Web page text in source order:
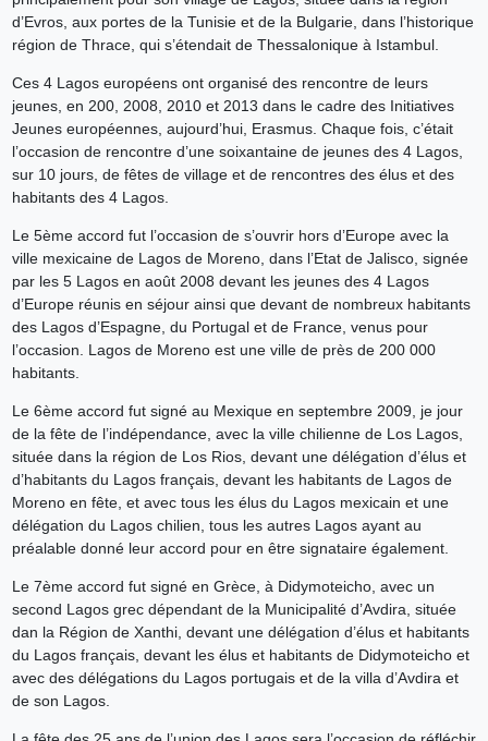
d’Evros, aux portes de la Tunisie et de la Bulgarie, dans l’historique
région de Thrace, qui s’étendait de Thessalonique à Istambul.
Ces 4 Lagos européens ont organisé des rencontre de leurs
jeunes, en 200, 2008, 2010 et 2013 dans le cadre des Initiatives
Jeunes européennes, aujourd’hui, Erasmus. Chaque fois, c’était
l’occasion de rencontre d’une soixantaine de jeunes des 4 Lagos,
sur 10 jours, de fêtes de village et de rencontres des élus et des
habitants des 4 Lagos.
Le 5ème accord fut l’occasion de s’ouvrir hors d’Europe avec la
ville mexicaine de Lagos de Moreno, dans l’Etat de Jalisco, signée
par les 5 Lagos en août 2008 devant les jeunes des 4 Lagos
d’Europe réunis en séjour ainsi que devant de nombreux habitants
des Lagos d’Espagne, du Portugal et de France, venus pour
l’occasion. Lagos de Moreno est une ville de près de 200 000
habitants.
Le 6ème accord fut signé au Mexique en septembre 2009, je jour
de la fête de l’indépendance, avec la ville chilienne de Los Lagos,
située dans la région de Los Rios, devant une délégation d’élus et
d’habitants du Lagos français, devant les habitants de Lagos de
Moreno en fête, et avec tous les élus du Lagos mexicain et une
délégation du Lagos chilien, tous les autres Lagos ayant au
préalable donné leur accord pour en être signataire également.
Le 7ème accord fut signé en Grèce, à Didymoteicho, avec un
second Lagos grec dépendant de la Municipalité d’Avdira, située
dan la Région de Xanthi, devant une délégation d’élus et habitants
du Lagos français, devant les élus et habitants de Didymoteicho et
avec des délégations du Lagos portugais et de la villa d’Avdira et
de son Lagos.